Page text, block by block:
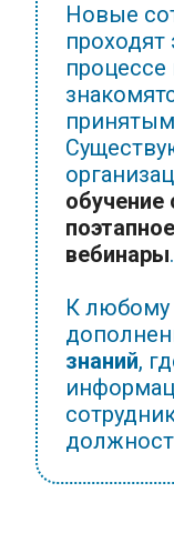
Новые
проходят
процессе
обучение
вебинары.
К любому
знаний,